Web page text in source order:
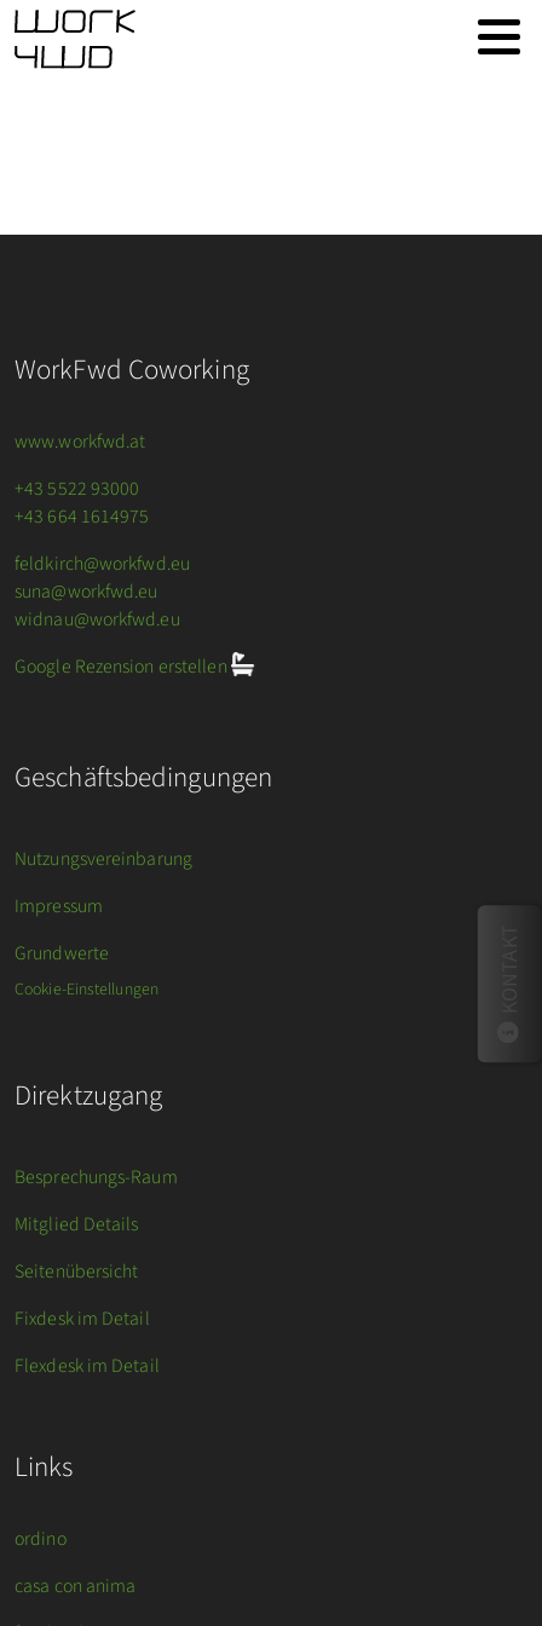
WorkFwd Coworking
www.workfwd.at
+43 5522 93000
+43 664 1614975
feldkirch@workfwd.eu
suna@workfwd.eu
widnau@workfwd.eu
Google Rezension erstellen
Geschäftsbedingungen
Nutzungsvereinbarung
Impressum
Grundwerte
Cookie-Einstellungen
Direktzugang
Besprechungs-Raum
Mitglied Details
Seitenübersicht
Fixdesk im Detail
Flexdesk im Detail
Links
ordino
casa con anima